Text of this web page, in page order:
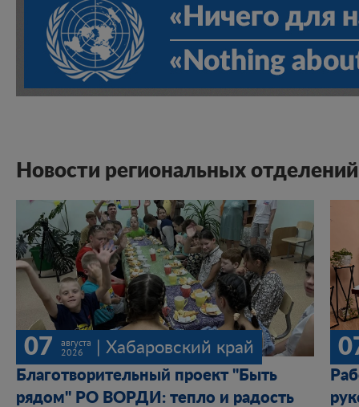
Новости региональных отделений
07
августа
2026
| Хабаровский край
Благотворительный проект "Быть
рядом" РО ВОРДИ: тепло и радость